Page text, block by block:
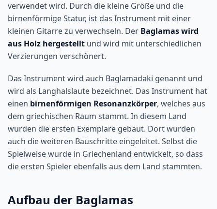
verwendet wird. Durch die kleine Größe und die
birnenförmige Statur, ist das Instrument mit einer
kleinen Gitarre zu verwechseln. Der Baglamas wird
aus Holz hergestellt und wird mit unterschiedlichen
Verzierungen verschönert.
Das Instrument wird auch Baglamadaki genannt und
wird als Langhalslaute bezeichnet. Das Instrument hat
einen birnenförmigen Resonanzkörper, welches aus
dem griechischen Raum stammt. In diesem Land
wurden die ersten Exemplare gebaut. Dort wurden
auch die weiteren Bauschritte eingeleitet. Selbst die
Spielweise wurde in Griechenland entwickelt, so dass
die ersten Spieler ebenfalls aus dem Land stammten.
Aufbau der Baglamas